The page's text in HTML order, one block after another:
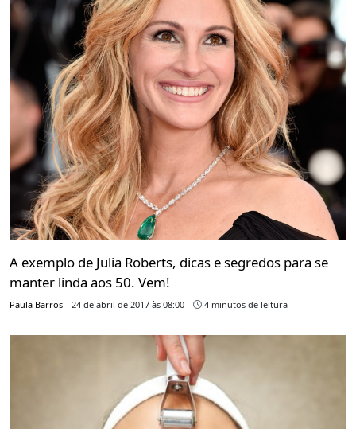
A exemplo de Julia Roberts, dicas e segredos para se
manter linda aos 50. Vem!
Paula Barros 24 de abril de 2017 às 08:00 4 minutos de leitura